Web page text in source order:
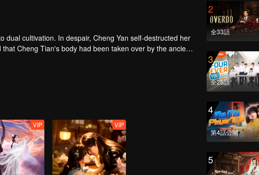
cultivation. In despair, Cheng Yan self-destructed her
Cheng Tian's body had been taken over by the ancient
leaving her with little time to live. She chose to
shortly after.
VIP VIP
2
全33話
3
全25話
4
第4話公開
5